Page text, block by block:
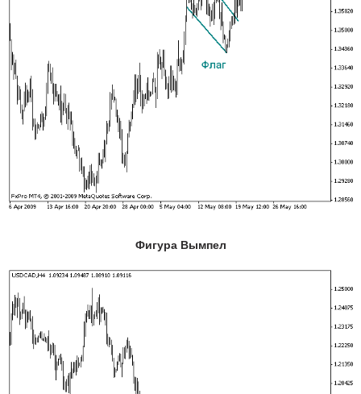
Фигура Вымпел